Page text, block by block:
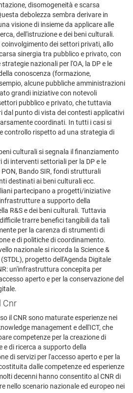
disomogeneità e scarsa
debolezza sembra derivare in
visione di insieme da applicare alle
dell'istruzione e dei beni culturali.
dei settori privati, allo
sinergia tra pubblico e privato, con
nazionali per l'OA, la DP e le
conoscenza (formazione,
alcune pubbliche amministrazioni
grandi iniziative con notevoli
pubblico e privato, che tuttavia
dal punto di vista dei contesti applicativi
coordinati. In tutti i casi si
controllo rispetto ad una strategia di
culturali si segnala il finanziamento
interventi settoriali per la DP e le
Bando SIR, fondi strutturali
destinati ai beni culturali ecc.
partecipano a progetti/iniziative
a supporto della
R&S e dei beni culturali. Tuttavia
trarre benefici tangibili da tali
per la carenza di strumenti di
e di politiche di coordinamento.
nazionale si ricorda la Science &
progetto dell'Agenda Digitale
un'infrastruttura concepita per
aperto e per la conservazione del
Cnr
il CNR sono maturate esperienze nei
management e dell'ICT, che
competenze per la creazione di
di ricerca a supporto della
di servizi per l'accesso aperto e per la
dalle competenze ed esperienze
decenni hanno consentito al CNR di
nello scenario nazionale ed europeo nei